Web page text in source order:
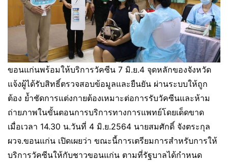
ขอนแก่นพร้อมให้บริการวัคซีน 7 มิ.ย.4 จุดหลักของจังหวัด
แจ้งผู้ได้รับสิทธิ์ตรวจสอบข้อมูลและยืนยัน ผ่านระบบให้ถูก
ต้อง ย้ำชัดการแต่งกายต้องเหมาะต่อการรับวัคซีนและห้าม
ถ่ายภาพในขั้นตอนการบริการทางการแพทย์โดยเด็ดขาด
เมื่อเวลา 14.30 น.วันที่ 4 มิ.ย.2564 นายสมศักดิ์ จังตระกุล
ผวจ.ขอนแก่น เปิดเผยว่า ขณะนี้การเตรียมการสำหรับการให้
บริการวัคซีนให้กับชาวขอนแก่น ตามที่รัฐบาลได้กำหนด